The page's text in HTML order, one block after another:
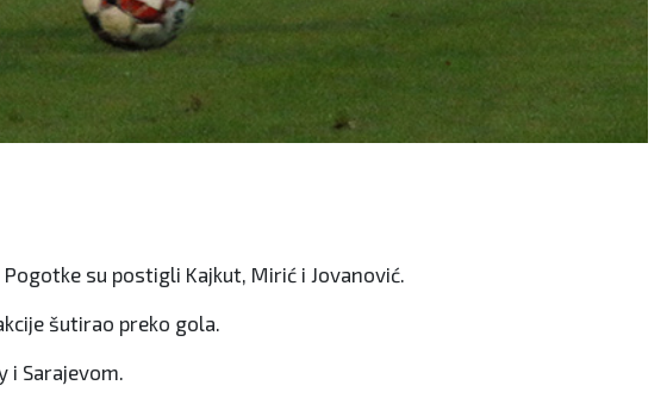
su postigli Kajkut, Mirić i Jovanović.
šutirao preko gola.
Sarajevom.